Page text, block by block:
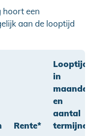
hoort een
aan de looptijd
Rente*
Looptijd
in
en
aantal